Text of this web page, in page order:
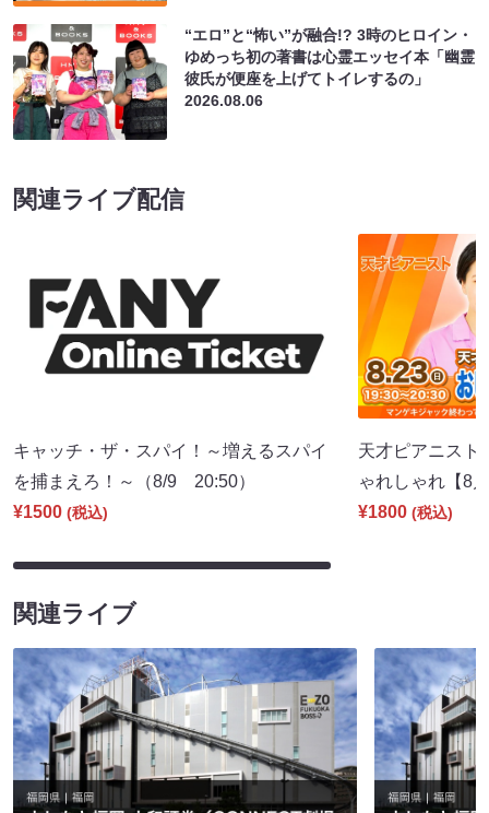
“エロ”と“怖い”が融合!? 3時のヒロイン・
ゆめっち初の著書は心霊エッセイ本「幽霊
彼氏が便座を上げてトイレするの」
2026.08.06
関連ライブ配信
キャッチ・ザ・スパイ！～増えるスパイ
を捕まえろ！～（8/9 20:50）
¥1500 (税込)
天才ピアニスト
ゃれしゃれ【8
¥1800 (税込)
関連ライブ